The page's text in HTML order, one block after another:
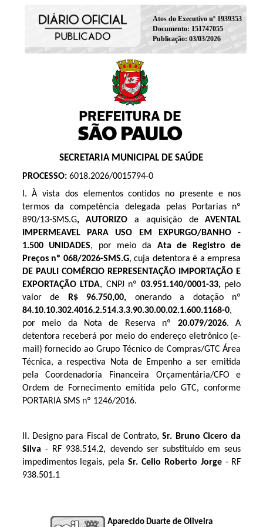
Atos do Executivo nº 1939353
Documento: 151747055
Publicação: 03/03/2026
SECRETARIA MUNICIPAL DE SAÚDE
PROCESSO: 6018.2026/0015794-0
I. À vista dos elementos contidos no presente e nos
termos da competência delegada pelas Portarias nº
890/13-SMS.G, AUTORIZOa aquisição deAVENTAL
IMPERMEAVEL PARA USO EM EXPURGO/BANHO -
1.500 UNIDADES, por meio da Ata de Registro de
Preços nº 068/2026-SMS.G, cuja detentora é a empresa
DE PAULI COMÉRCIO REPRESENTAÇÃO IMPORTAÇÃO E
EXPORTAÇÃO LTDA, CNPJ nº 03.951.140/0001-33, pelo
valor de
R$ 96.750,00, onerando a dotação nº
84.10.10.302.4016.2.514.3.3.90.30.00.02.1.600.1168-0,
por meio da Nota de Reserva nº 20.079/2026. A
detentora receberá por meio do endereço eletrônico (e-
mail) fornecido ao Grupo Técnico de Compras/GTC Área
Técnica, a respectiva Nota de Empenho a ser emitida
pela Coordenadoria Financeira Orçamentária/CFO e
Ordem de Fornecimento emitida pelo GTC, conforme
PORTARIA SMS nº 1246/2016.
II. Designo para Fiscal de Contrato, Sr. Bruno Cicero da
Silva - RF 938.514.2, devendo ser substituído em seus
impedimentos legais, pela Sr. Celio Roberto Jorge - RF
938.501.1
Aparecido Duarte de Oliveira